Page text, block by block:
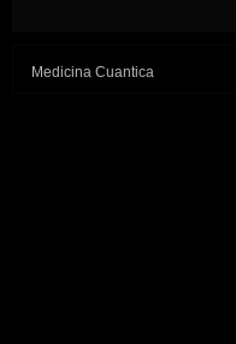
Medicina Cuantica